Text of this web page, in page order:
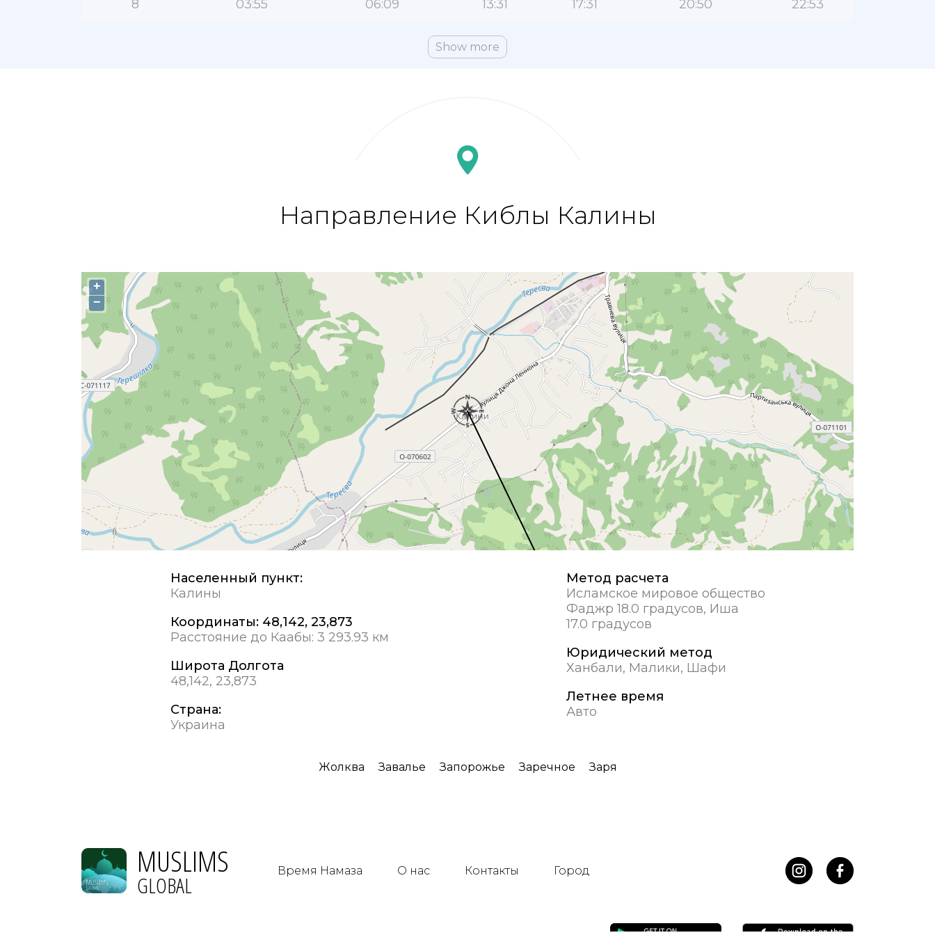
8 03:55 06:09 13:31 17:31 20:50 22:53
Show more
Направление Киблы Калины
+
−
Населенный пункт:
Калины
Координаты: 48,142, 23,873
Расстояние до Каабы: 3 293.93 км
Широта Долгота
48,142, 23,873
Страна:
Украина
Метод расчета
Исламское мировое общество
Фаджр 18.0 градусов, Иша
17.0 градусов
Юридический метод
Ханбали, Малики, Шафи
Летнее время
Авто
Жолква Завалье Запорожье Заречное Заря
MUSLIMS
GLOBAL Время Намаза О нас Контакты Город